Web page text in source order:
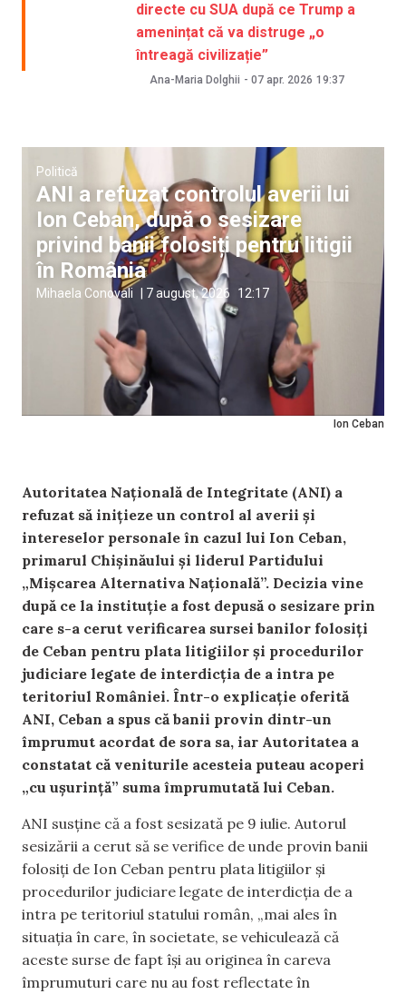
directe cu SUA după ce Trump a
amenințat că va distruge „o
întreagă civilizație”
Ana-Maria Dolghii - 07 apr. 2026 19:37
Ion Ceban
Politică
ANI a refuzat controlul averii lui
Ion Ceban, după o sesizare
privind banii folosiți pentru litigii
în România
Mihaela Conovali 7 august, 2026 12:17
Autoritatea Națională de Integritate (ANI) a
refuzat să inițieze un control al averii și
intereselor personale în cazul lui Ion Ceban,
primarul Chișinăului și liderul Partidului
„Mişcarea Alternativa Naţională”. Decizia vine
după ce la instituție a fost depusă o sesizare prin
care s-a cerut verificarea sursei banilor folosiți
de Ceban pentru plata litigiilor și procedurilor
judiciare legate de interdicția de a intra pe
teritoriul României. Într-o explicație oferită
ANI, Ceban a spus că banii provin dintr-un
împrumut acordat de sora sa, iar Autoritatea a
constatat că veniturile acesteia puteau acoperi
„cu ușurință” suma împrumutată lui Ceban.
ANI susține că a fost sesizată pe 9 iulie. Autorul
sesizării a cerut să se verifice de unde provin banii
folosiți de Ion Ceban pentru plata litigiilor și
procedurilor judiciare legate de interdicția de a
intra pe teritoriul statului român, „mai ales în
situația în care, în societate, se vehiculează că
aceste surse de fapt își au originea în careva
împrumuturi care nu au fost reflectate în